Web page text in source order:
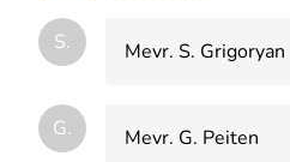
S. Mevr. S. Grigoryan
G. Mevr. G. Peiten